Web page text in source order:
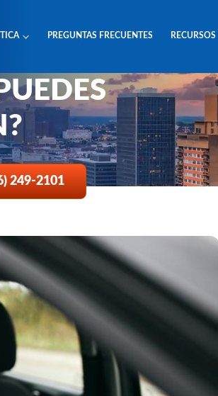
PREGUNTAS FRECUENTES RECURSOS
DE UN
249-2101